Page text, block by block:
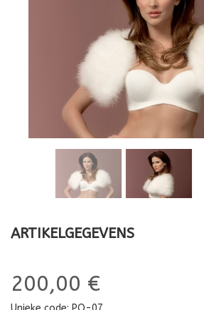
ARTIKELGEGEVENS
200,00 €